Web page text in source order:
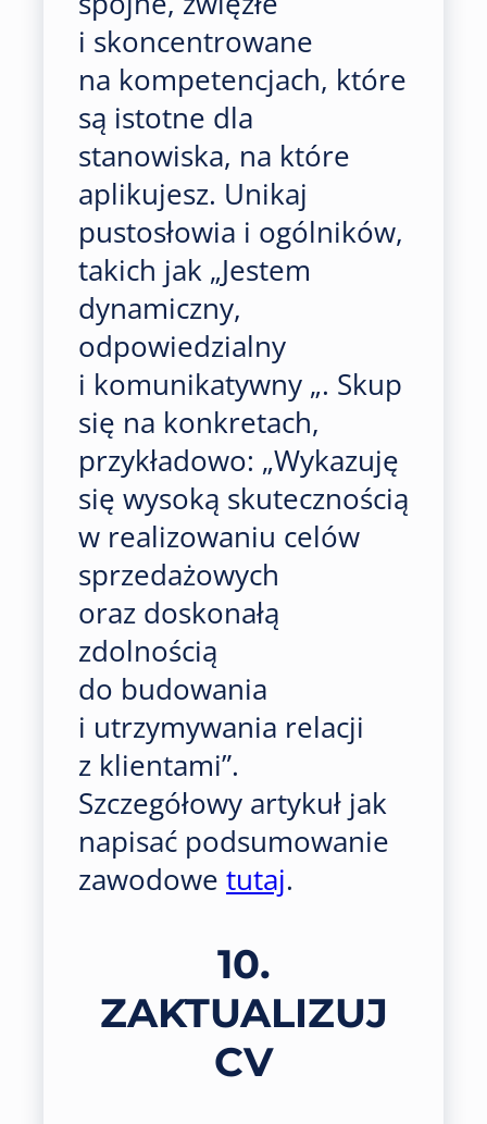
i skoncentrowane
na kompetencjach, które
są istotne dla
stanowiska, na które
aplikujesz. Unikaj
pustosłowia i ogólników,
takich jak „Jestem
dynamiczny,
odpowiedzialny
i komunikatywny „. Skup
się na konkretach,
przykładowo: „Wykazuję
się wysoką skutecznością
w realizowaniu celów
sprzedażowych
oraz doskonałą
zdolnością
do budowania
i utrzymywania relacji
z klientami”.
Szczegółowy artykuł jak
napisać podsumowanie
zawodowe tutaj.
10.
ZAKTUALIZUJ
CV